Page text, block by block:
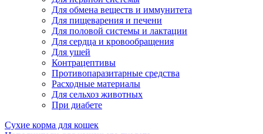
Для обмена веществ и иммунитета
Для пищеварения и печени
Для половой системы и лактации
Для сердца и кровообращения
Для ушей
Контрацептивы
Противопаразитарные средства
Расходные материалы
Для сельхоз животных
При диабете
Сухие корма для кошек